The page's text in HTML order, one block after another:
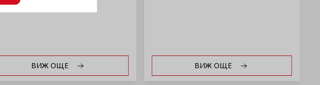
ВИЖ ОЩЕ ВИЖ ОЩЕ